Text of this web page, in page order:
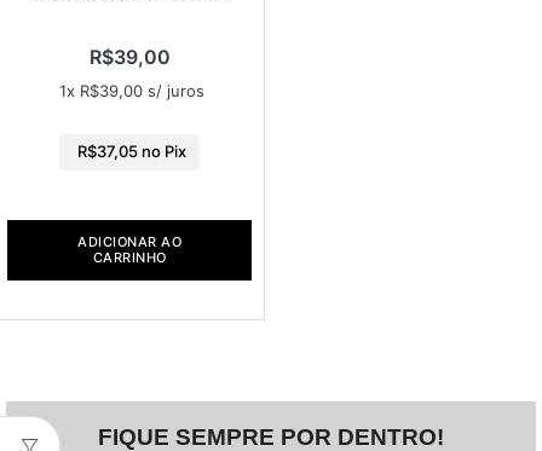
R$39,00
1x R$39,00s/ juros
R$37,05 no Pix
ADICIONAR AO
CARRINHO
FIQUE SEMPRE POR DENTRO!